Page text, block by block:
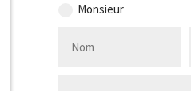
Monsieur